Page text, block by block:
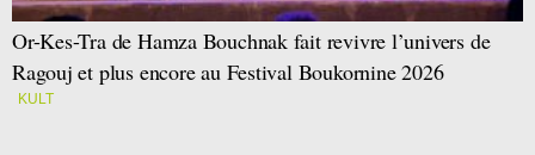
Or-Kes-Tra de Hamza Bouchnak fait revivre l’univers de
Ragouj et plus encore au Festival Boukornine 2026
KULT